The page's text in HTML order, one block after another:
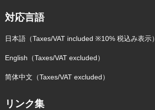
対応言語
日本語（Taxes/VAT included ※10% 税込み表示）
English（Taxes/VAT excluded）
简体中文（Taxes/VAT excluded）
リンク集